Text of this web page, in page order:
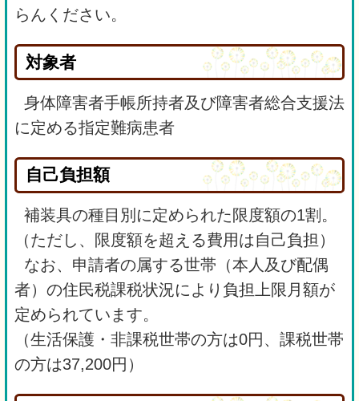
らんください。
対象者
身体障害者手帳所持者及び障害者総合支援法
に定める指定難病患者
自己負担額
補装具の種目別に定められた限度額の1割。
（ただし、限度額を超える費用は自己負担）
なお、申請者の属する世帯（本人及び配偶
者）の住民税課税状況により負担上限月額が
定められています。
（生活保護・非課税世帯の方は0円、課税世帯
の方は37,200円）